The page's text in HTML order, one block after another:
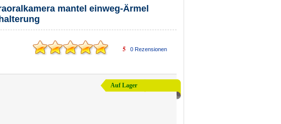
mantel einweg-Ärmel
5 0Rezensionen
Auf Lager